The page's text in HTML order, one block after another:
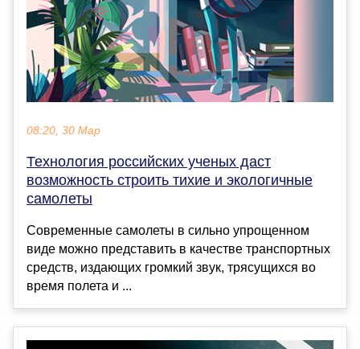
08:20, 30 Мар
Технология российских ученых даст
возможность строить тихие и экологичные
самолеты
Современные самолеты в сильно упрощенном
виде можно представить в качестве транспортных
средств, издающих громкий звук, трясущихся во
время полета и ...